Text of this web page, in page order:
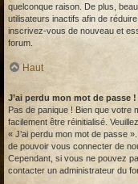
quelconque raison. De plus,
utilisateurs inactifs afin de
inscrivez-vous de nouveau et
forum.
Haut
J’ai perdu mon mot de passe !
Pas de panique ! Bien que votre
facilement être réinitialisé.
« J’ai perdu mon mot de passe
de pouvoir vous connecter de
Cependant, si vous ne pouvez
contacter un administrateur du